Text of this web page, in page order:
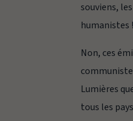
souviens,
humanistes
Non, ces
Lumières
tous les